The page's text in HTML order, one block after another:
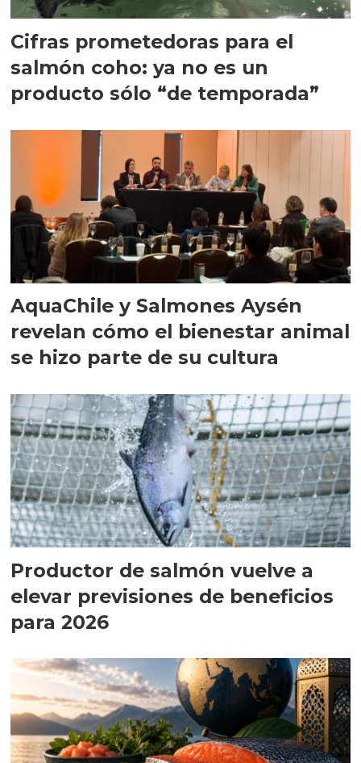
Cifras prometedoras para el
salmón coho: ya no es un
producto sólo “de temporada”
AquaChile y Salmones Aysén
revelan cómo el bienestar animal
se hizo parte de su cultura
Productor de salmón vuelve a
elevar previsiones de beneficios
para 2026